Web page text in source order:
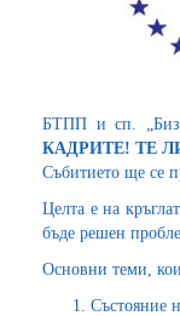
БТПП и сп.
КАДРИТЕ! ТЕ
Събитието ще се
Целта е на
бъде решен
Основни теми,
Състояние